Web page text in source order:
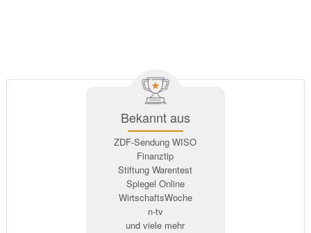
Bekannt aus
ZDF-Sendung WISO
Finanztip
Stiftung Warentest
Spiegel Online
WirtschaftsWoche
n-tv
und viele mehr